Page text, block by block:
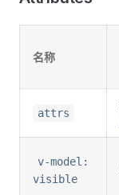
名称
attrs
v-model:
visible